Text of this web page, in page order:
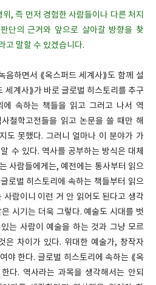
, 즉 먼저 경험한 사람들이나 다른 처지
단의 근거와 앞으로 살아갈 방향을 찾
고 말할 수 있겠습니다.
음하면서 ⟪옥스퍼드 세계사⟫도 함께 설
세계사⟫가 바로 글로벌 히스토리를 추구
에 속하는 책들을 읽고 그러고 나서 역
철학고전들을 읽고 논문을 쓸 때만 해
도 못했다. 그러니 얼마나 이 분야가 가
수 있다. 역사를 공부하는 방식은 대체
사람들에게는, 예전에는 통사부터 읽으
로벌 히스토리에 속하는 책들부터 읽으
사람이니 이런 거 안 읽어도 된다고 생각
시기는 더욱 그렇다. 예술도 시대를 벗
는 사람이 예술을 하는 것과 그냥 모르
은 차이가 있다. 위대한 예술가, 창작자
야 한다. 글로벌 히스토리에 속하는 ⟪옥
다. 역사라는 과목을 생각해서는 안되